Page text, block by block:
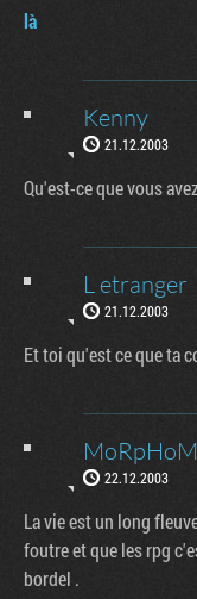
là
Kenny
21.12.2003
Qu'est-ce que vous
L etranger
21.12.2003
Et toi qu'est ce que ta
22.12.2003
La vie est un long
foutre et que les rpg
bordel .